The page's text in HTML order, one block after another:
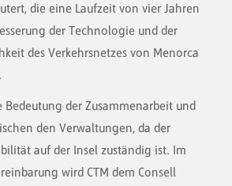
die eine Laufzeit von vier Jahren
der Technologie und der
des Verkehrsnetzes von Menorca
der Zusammenarbeit und
den Verwaltungen, da der
auf der Insel zuständig ist. Im
wird CTM dem Consell